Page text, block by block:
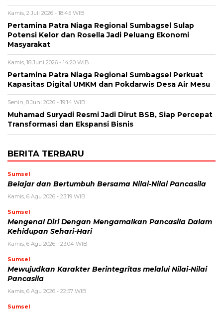
Kamis, 2 Juli 2026 - 18:45 WIB
Pertamina Patra Niaga Regional Sumbagsel Sulap
Potensi Kelor dan Rosella Jadi Peluang Ekonomi
Masyarakat
Kamis, 18 Juni 2026 - 14:20 WIB
Pertamina Patra Niaga Regional Sumbagsel Perkuat
Kapasitas Digital UMKM dan Pokdarwis Desa Air Mesu
Senin, 8 Juni 2026 - 19:14 WIB
Muhamad Suryadi Resmi Jadi Dirut BSB, Siap Percepat
Transformasi dan Ekspansi Bisnis
BERITA TERBARU
Sumsel
Belajar dan Bertumbuh Bersama Nilai-Nilai Pancasila
Kamis, 6 Agu 2026 - 23:19 WIB
Sumsel
Mengenal Diri Dengan Mengamalkan Pancasila Dalam
Kehidupan Sehari-Hari
Kamis, 6 Agu 2026 - 23:04 WIB
Sumsel
Mewujudkan Karakter Berintegritas melalui Nilai-Nilai
Pancasila
Kamis, 6 Agu 2026 - 22:57 WIB
Sumsel